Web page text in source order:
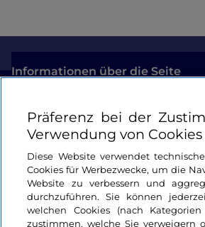
Informationen über die Seite
Nützliche Links
Login
Bleiben wir in Kontakt
Präferenz bei der
Verwendung von Cookies
Diese Website verwendet
Cookies für Werbezwecke, um die
Website zu verbessern und
durchzuführen. Sie können
welchen Cookies (nach
zustimmen, welche Sie verweigern